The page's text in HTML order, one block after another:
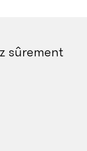
il
sûrement